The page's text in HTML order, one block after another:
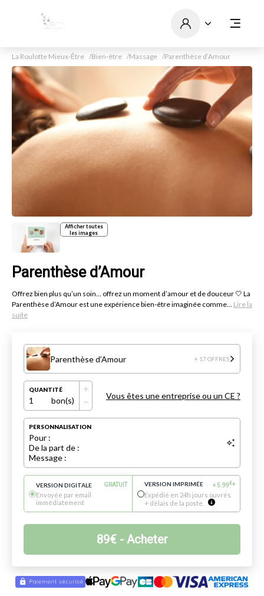
La Roulotte Mieux-Être Bien-être Massage Parenthèse d’Amour
Afficher toutes
les images
Parenthèse d’Amour
Offrez bien plus qu’un soin… offrez un moment d’amour et de douceur 🤍 La
Parenthèse d’Amour est une expérience bien-être imaginée comme... Lire la
suite
Parenthèse d’Amour + 17 OFFRES
QUANTITÉ
1 bon(s) Vous êtes une entreprise ou un CE ?
PERSONNALISATION
Pour :
De la part de :
Message :
VERSION DIGITALE GRATUIT
Envoyée par email
immédiatement
VERSION IMPRIMÉE +5.99€*
Expédié en 24h jours ouvrés
+ délais de la poste.
89€- Acheter